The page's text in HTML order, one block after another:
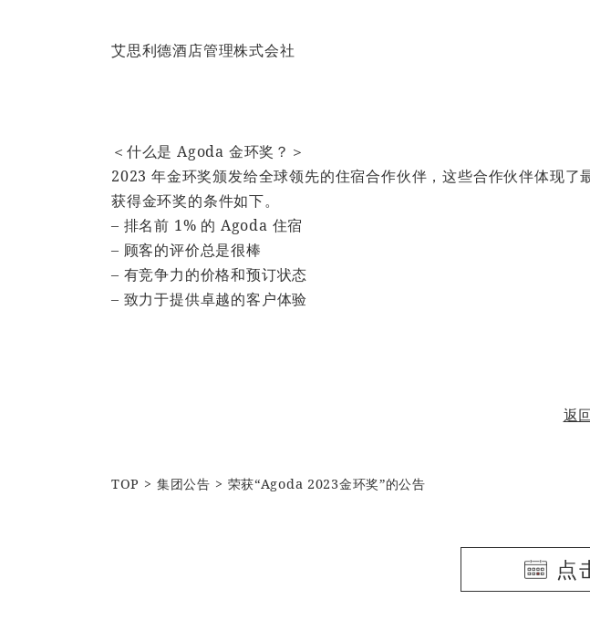
艾思利德酒店管理株式会社
＜什么是 Agoda 金环奖？＞
2023 年金环奖颁发给全球领先的住宿合作伙伴，这些合作伙伴体现了
获得金环奖的条件如下。
– 排名前 1% 的 Agoda 住宿
– 顾客的评价总是很棒
– 有竞争力的价格和预订状态
– 致力于提供卓越的客户体验
返
TOP 集团公告 荣获“Agoda 2023金环奖”的公告
点